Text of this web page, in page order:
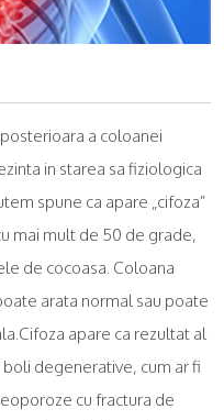
a coloanei
in starea sa fiziologica
spune ca apare „cifoza”
mai mult de 50 de grade,
de cocoasa. Coloana
arata normal sau poate
apare ca rezultat al
degenerative, cum ar fi
cu fractura de